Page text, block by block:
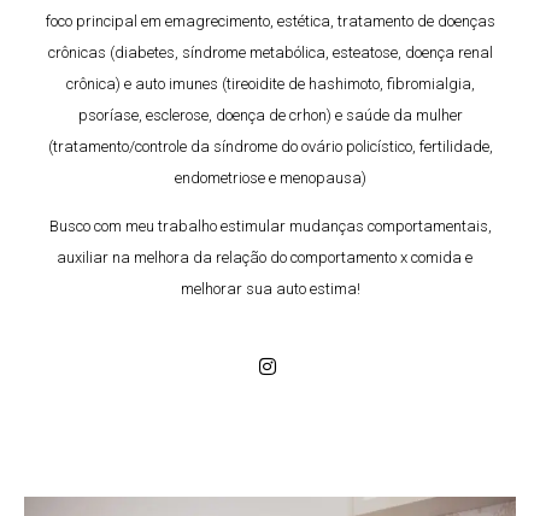
foco principal em emagrecimento, estética, tratamento de doenças
crônicas (diabetes, síndrome metabólica, esteatose, doença renal
crônica) e auto imunes (tireoidite de hashimoto, fibromialgia,
psoríase, esclerose, doença de crhon) e saúde da mulher
(tratamento/controle da síndrome do ovário policístico, fertilidade,
endometriose e menopausa)
Busco com meu trabalho estimular mudanças comportamentais,
auxiliar na melhora da relação do comportamento x comida e⠀
melhorar sua auto estima!